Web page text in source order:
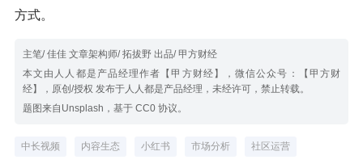
方式。
主笔/ 佳佳 文章架构师/ 拓拔野 出品/ 甲方财经
本文由人人都是产品经理作者【甲方财经】，微信公众号：【甲方财
经】，原创/授权 发布于人人都是产品经理，未经许可，禁止转载。
题图来自Unsplash，基于 CC0 协议。
中长视频 内容生态 小红书 市场分析 社区运营